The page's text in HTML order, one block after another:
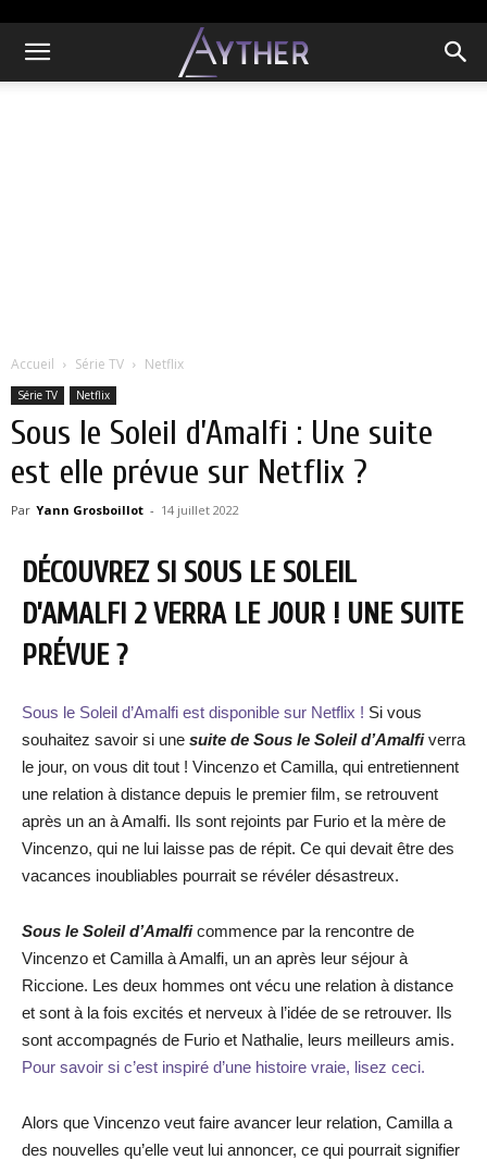
Accueil Série TV Netflix
Série TV Netflix
Sous le Soleil d’Amalfi : Une suite
est elle prévue sur Netflix ?
Par Yann Grosboillot - 14 juillet 2022
DÉCOUVREZ SI SOUS LE SOLEIL
D’AMALFI 2 VERRA LE JOUR ! UNE SUITE
PRÉVUE ?
Sous le Soleil d’Amalfi est disponible sur Netflix ! Si vous
souhaitez savoir si une suite de Sous le Soleil d’Amalfiverra
le jour, on vous dit tout ! Vincenzo et Camilla, qui entretiennent
une relation à distance depuis le premier film, se retrouvent
après un an à Amalfi. Ils sont rejoints par Furio et la mère de
Vincenzo, qui ne lui laisse pas de répit. Ce qui devait être des
vacances inoubliables pourrait se révéler désastreux.
Sous le Soleil d’Amalficommence par la rencontre de
Vincenzo et Camilla à Amalfi, un an après leur séjour à
Riccione. Les deux hommes ont vécu une relation à distance
et sont à la fois excités et nerveux à l’idée de se retrouver. Ils
sont accompagnés de Furio et Nathalie, leurs meilleurs amis.
Pour savoir si c’est inspiré d’une histoire vraie, lisez ceci.
Alors que Vincenzo veut faire avancer leur relation, Camilla a
des nouvelles qu’elle veut lui annoncer, ce qui pourrait signifier